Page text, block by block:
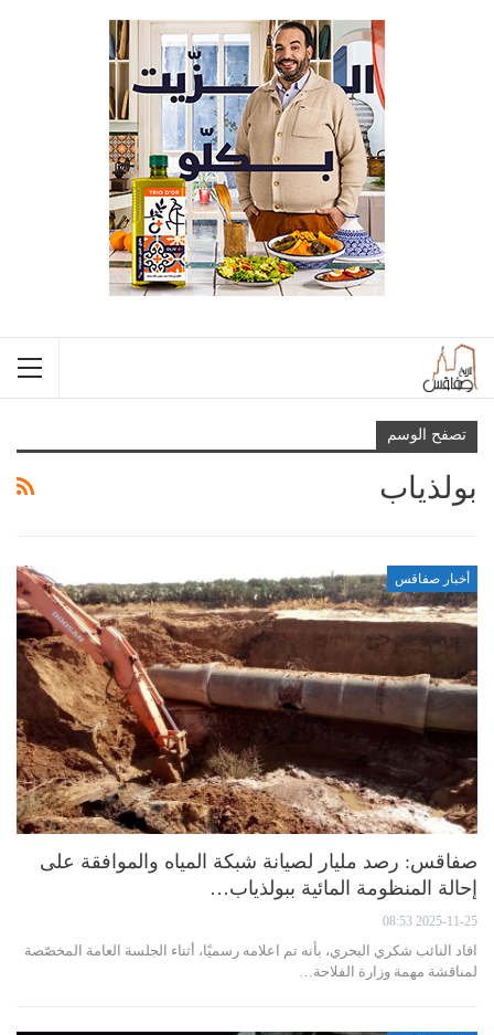
تصفح الوسم
بولذياب
أخبار صفاقس
صفاقس: رصد مليار لصيانة شبكة المياه والموافقة على
إحالة المنظومة المائية ببولذياب…
2025-11-25 08:53
افاد النائب شكري البحري، بأنه تم اعلامه رسميًا، أثناء الجلسة العامة المخصّصة
لمناقشة مهمة وزارة الفلاحة…